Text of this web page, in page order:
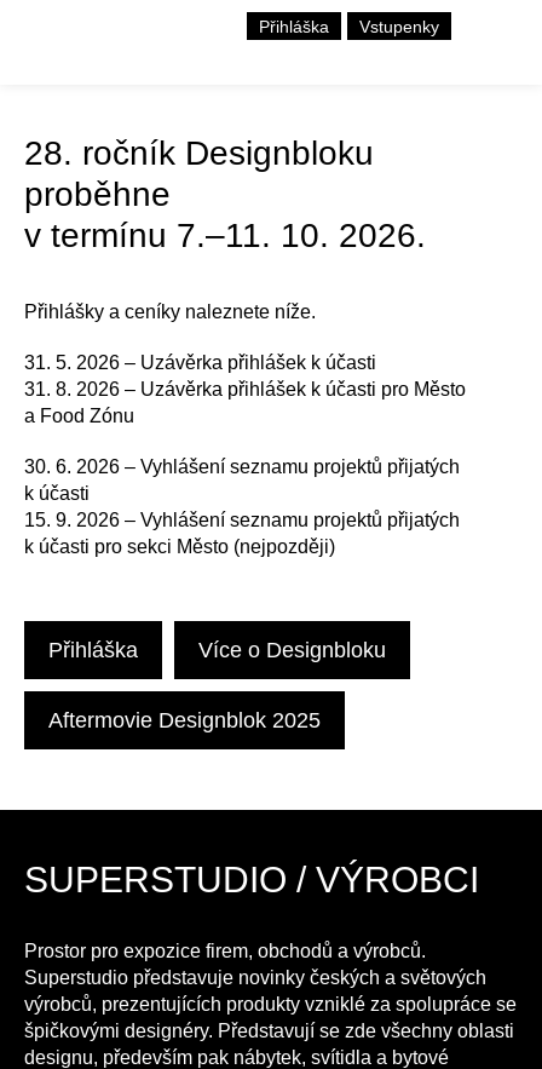
Přihláška Vstupenky
28. ročník Designbloku
proběhne
v termínu 7.–11. 10. 2026.
Přihlášky a ceníky naleznete níže.
31. 5. 2026 – Uzávěrka přihlášek k účasti
31. 8. 2026 – Uzávěrka přihlášek k účasti pro Město
a Food Zónu
30. 6. 2026 – Vyhlášení seznamu projektů přijatých
k účasti
15. 9. 2026 – Vyhlášení seznamu projektů přijatých
k účasti pro sekci Město (nejpozději)
Přihláška Více o Designbloku
Aftermovie Designblok 2025
SUPERSTUDIO / VÝROBCI
Prostor pro expozice firem, obchodů a výrobců.
Superstudio představuje novinky českých a světových
výrobců, prezentujících produkty vzniklé za spolupráce se
špičkovými designéry. Představují se zde všechny oblasti
designu, především pak nábytek, svítidla a bytové